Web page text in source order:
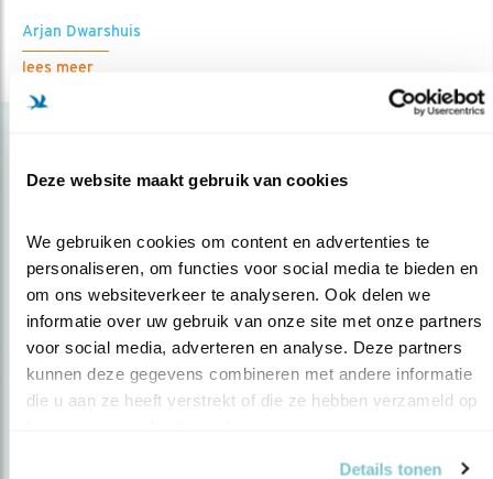
Deze website maakt gebruik van cookies
We gebruiken cookies om content en advertenties te
personaliseren, om functies voor social media te bieden en
om ons websiteverkeer te analyseren. Ook delen we
informatie over uw gebruik van onze site met onze partners
voor social media, adverteren en analyse. Deze partners
kunnen deze gegevens combineren met andere informatie
die u aan ze heeft verstrekt of die ze hebben verzameld op
Details tonen
Arjan Dwarshuis
lees meer
Op de hoogte blijven?
Meld je aan en ontvang nieuws, inspiratie, acties en tips
over vogels en activiteiten van Vogelbescherming.